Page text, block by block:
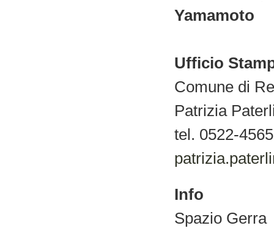
Yamamoto
Ufficio
Comune di
Patrizia
tel. 0522-
Info
Spazio Gerra